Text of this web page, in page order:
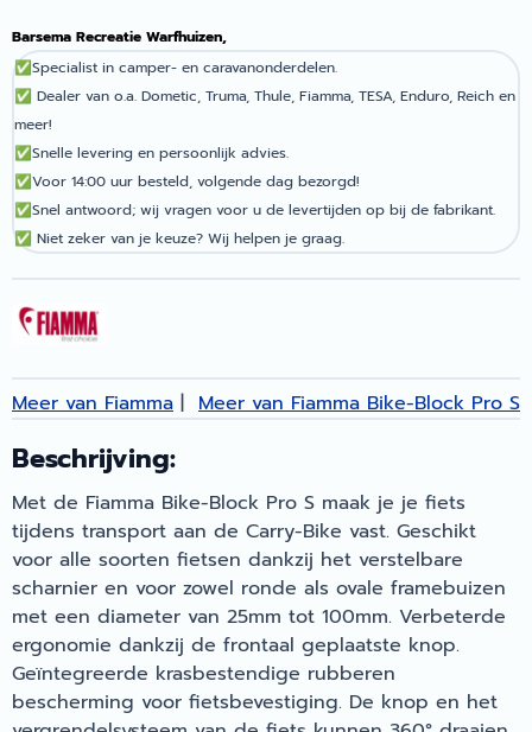
Barsema Recreatie Warfhuizen,
✅Specialist in camper- en caravanonderdelen.
✅ Dealer van o.a. Dometic, Truma, Thule, Fiamma, TESA, Enduro, Reich en
meer!
✅Snelle levering en persoonlijk advies.
✅Voor 14:00 uur besteld, volgende dag bezorgd!
✅Snel antwoord; wij vragen voor u de levertijden op bij de fabrikant.
✅ Niet zeker van je keuze? Wij helpen je graag.
Meer van Fiamma | Meer van Fiamma Bike-Block Pro S
Beschrijving:
Met de Fiamma Bike-Block Pro S maak je je fiets
tijdens transport aan de Carry-Bike vast. Geschikt
voor alle soorten fietsen dankzij het verstelbare
scharnier en voor zowel ronde als ovale framebuizen
met een diameter van 25mm tot 100mm. Verbeterde
ergonomie dankzij de frontaal geplaatste knop.
Geïntegreerde krasbestendige rubberen
bescherming voor fietsbevestiging. De knop en het